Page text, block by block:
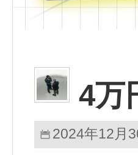
4万
2024年12月